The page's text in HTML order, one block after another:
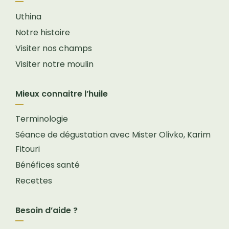
Uthina
Notre histoire
Visiter nos champs
Visiter notre moulin
Mieux connaitre l’huile
Terminologie
Séance de dégustation avec Mister Olivko, Karim
Fitouri
Bénéfices santé
Recettes
Besoin d’aide ?